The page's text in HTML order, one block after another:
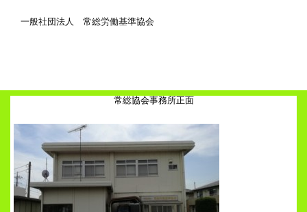
一般社団法人 常総労働基準協会
常総協会事務所正面